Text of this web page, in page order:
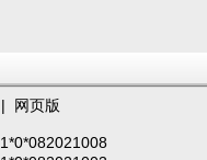
| 网页版